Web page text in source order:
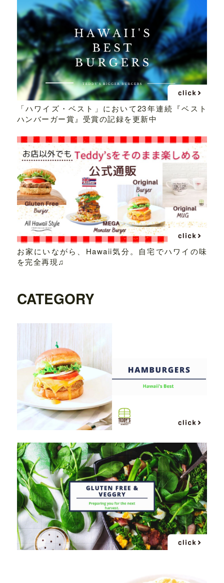
「ハワイズ・ベスト」において23年連続『ベスト
ハンバーガー賞』受賞の記録を更新中
お家にいながら、Hawaii気分。自宅でハワイの味
を完全再現♫
CATEGORY